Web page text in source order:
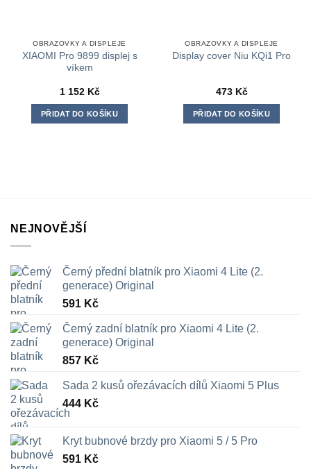
OBRAZOVKY A DISPLEJE
XIAOMI Pro 9899 displej s
víkem
1 152 Kč
PŘIDAT DO KOŠÍKU
OBRAZOVKY A DISPLEJE
Display cover Niu KQi1 Pro
473 Kč
PŘIDAT DO KOŠÍKU
NEJNOVĚJŠÍ
Černý přední blatník pro Xiaomi 4 Lite (2.
generace) Original
591 Kč
Černý zadní blatník pro Xiaomi 4 Lite (2.
generace) Original
857 Kč
Sada 2 kusů ořezávacích dílů Xiaomi 5 Plus
444 Kč
Kryt bubnové brzdy pro Xiaomi 5 / 5 Pro
591 Kč